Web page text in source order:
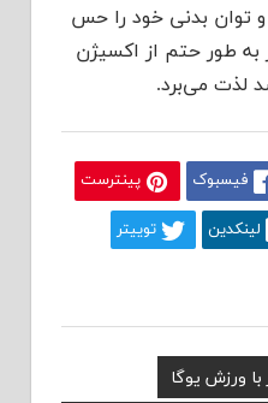
توان بدنی خود را حس
به طور حتم از اکسیژن
لذت می‌برد.
فیسبوک پینترست
لینکدین توییتر
با ورزش یوگا